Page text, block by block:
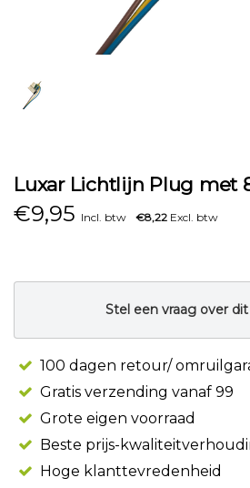
Luxar Lichtlijn Plug met
€9,95 Incl. btw €8,22 Excl. btw
Stel een vraag over
100 dagen retour/
Gratis verzending vanaf 99
Grote eigen voorraad
Beste prijs-
Hoge klanttevredenheid